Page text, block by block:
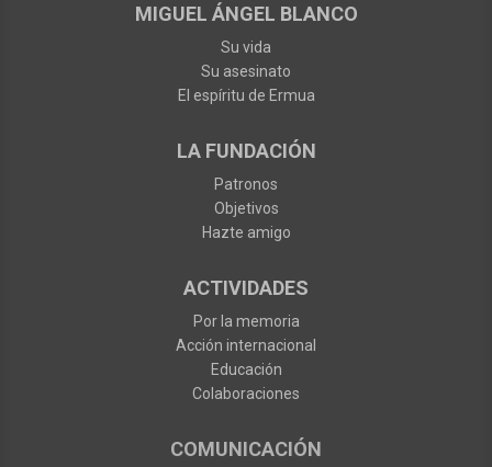
MIGUEL ÁNGEL BLANCO
Su vida
Su asesinato
El espíritu de Ermua
LA FUNDACIÓN
Patronos
Objetivos
Hazte amigo
ACTIVIDADES
Por la memoria
Acción internacional
Educación
Colaboraciones
COMUNICACIÓN